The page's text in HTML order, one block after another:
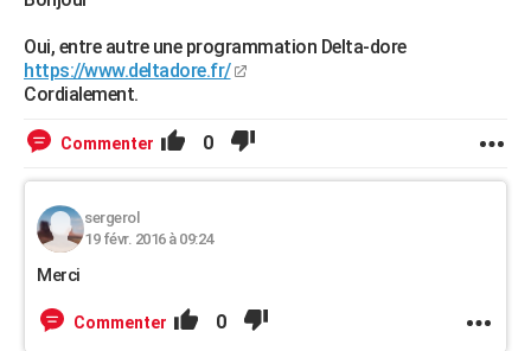
S'inscrire
Se connecter
Lycées
Collèges
Primaires
Universités
Entreprises
Service militaire
Avis de recherche
AVIS DE DÉCÈS
FORUM
Bricolage
Lifestyle
Culture
Sport
Auto
Television
Voyage
Cinema
Oui, entre autre une programmation Delta-dore
https://www.deltadore.fr/
Cordialement.
Commenter 0
sergerol
19 févr. 2016 à 09:24
Merci
Commenter 0